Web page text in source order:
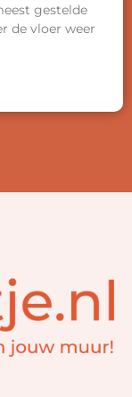
gestelde
de vloer weer